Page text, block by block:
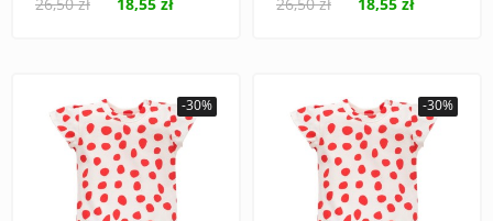
-30% -30%